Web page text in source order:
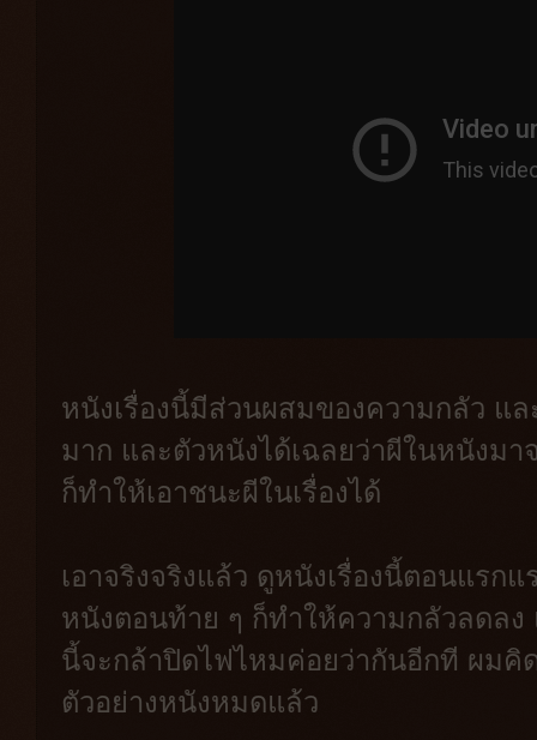
หนังเรื่องนี้มีส่วนผสมของความกลัว แ
มาก และตัวหนังได้เฉลยว่าผีในหนังม
ก็ทำให้เอาชนะผีในเรื่องได้
เอาจริงจริงแล้ว ดูหนังเรื่องนี้ตอนแรก
หนังตอนท้าย ๆ ก็ทำให้ความกลัวลดล
นี้จะกล้าปิดไฟไหมค่อยว่ากันอีกที ผมคิ
ตัวอย่างหนังหมดแล้ว